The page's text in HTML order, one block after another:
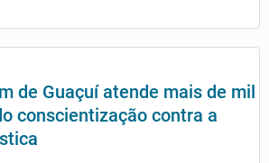
de Guaçuí atende mais de mil
conscientização contra a